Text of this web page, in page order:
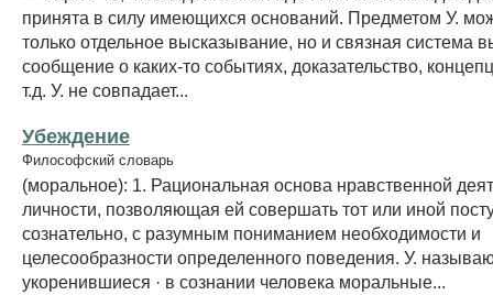
принята в силу имеющихся оснований. Предметом У.
только отдельное высказывание, но и связная система
сообщение о каких-то событиях, доказательство,
т.д. У. не совпадает...
Убеждение
Философский словарь
(моральное): 1. Рациональная основа нравственной
личности, позволяющая ей совершать тот или иной
сознательно, с разумным пониманием необходимости и
целесообразности определенного поведения. У.
укоренившиеся · в сознании человека моральные...